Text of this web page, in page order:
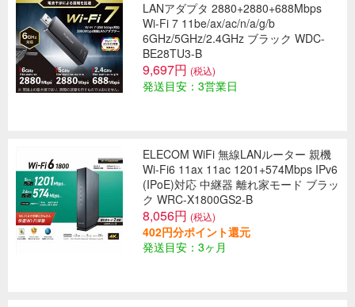
LANアダプタ 2880+2880+688Mbps
Wi-Fi 7 11be/ax/ac/n/a/g/b
6GHz/5GHz/2.4GHz ブラック WDC-
BE28TU3-B
9,697円 (税込)
発送目安：3営業日
ELECOM WiFi 無線LANルーター 親機
Wi-Fi6 11ax 11ac 1201+574Mbps IPv6
(IPoE)対応 中継器 離れ家モード ブラッ
ク WRC-X1800GS2-B
8,056円 (税込)
402円分ポイント還元
発送目安：3ヶ月